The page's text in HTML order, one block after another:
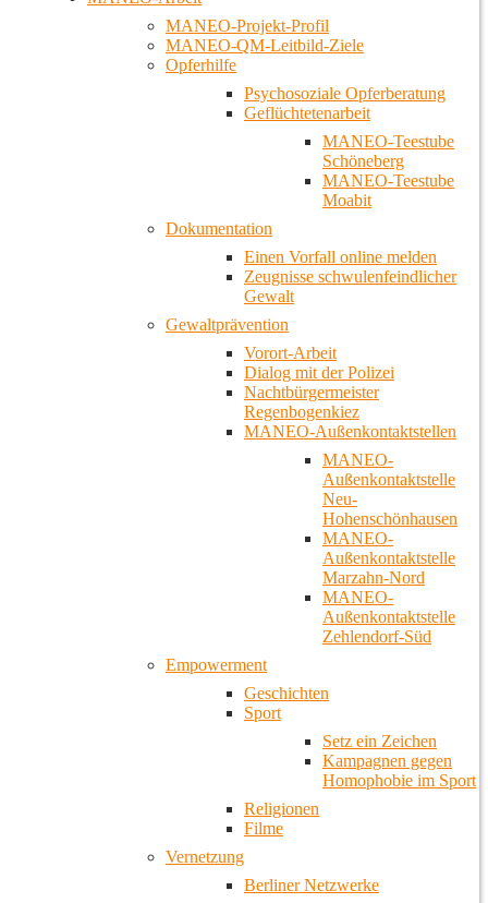
MANEO-Projekt-Profil
MANEO-QM-Leitbild-Ziele
Opferhilfe
Psychosoziale Opferberatung
Geflüchtetenarbeit
MANEO-Teestube
Schöneberg
MANEO-Teestube
Moabit
Dokumentation
Einen Vorfall online melden
Zeugnisse schwulenfeindlicher
Gewalt
Gewaltprävention
Vorort-Arbeit
Dialog mit der Polizei
Nachtbürgermeister
Regenbogenkiez
MANEO-Außenkontaktstellen
MANEO-
Außenkontaktstelle
Neu-
Hohenschönhausen
MANEO-
Außenkontaktstelle
Marzahn-Nord
MANEO-
Außenkontaktstelle
Zehlendorf-Süd
Empowerment
Geschichten
Sport
Setz ein Zeichen
Kampagnen gegen
Homophobie im Sport
Religionen
Filme
Vernetzung
Berliner Netzwerke